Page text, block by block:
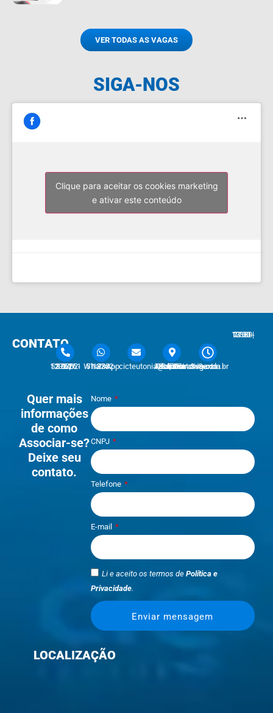
VER TODAS AS VAGAS
SIGA-NOS
Clique para aceitar os cookies marketing
e ativar este conteúdo
CONTATO
51 3762-1233 | 51 3762-1030 51 3762-1233 WhatsAppcicteutonia@cicteutonia.com.br
Rua Um Sul, 77 - Centro Administrativo Teutônia - RS Segunda - Sexta
7:30 - 12:00 | 13:30 - 17:30
Quer mais
informações
de como
Associar-se?
Deixe seu
contato.
Nome
CNPJ
Telefone
E-mail
Li e aceito os termos de Política e
Privacidade.
Enviar mensagem
LOCALIZAÇÃO